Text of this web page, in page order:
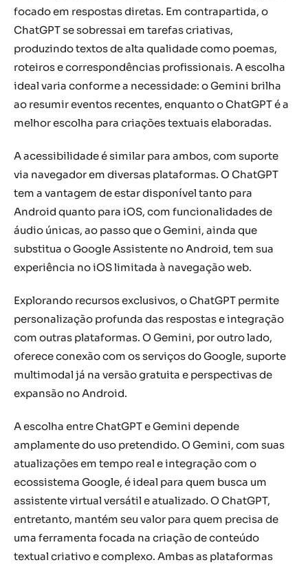
focado em respostas diretas. Em contrapartida, o
ChatGPT se sobressai em tarefas criativas,
produzindo textos de alta qualidade como poemas,
roteiros e correspondências profissionais. A escolha
ideal varia conforme a necessidade: o Gemini brilha
ao resumir eventos recentes, enquanto o ChatGPT é a
melhor escolha para criações textuais elaboradas.
A acessibilidade é similar para ambos, com suporte
via navegador em diversas plataformas. O ChatGPT
tem a vantagem de estar disponível tanto para
Android quanto para iOS, com funcionalidades de
áudio únicas, ao passo que o Gemini, ainda que
substitua o Google Assistente no Android, tem sua
experiência no iOS limitada à navegação web.
Explorando recursos exclusivos, o ChatGPT permite
personalização profunda das respostas e integração
com outras plataformas. O Gemini, por outro lado,
oferece conexão com os serviços do Google, suporte
multimodal já na versão gratuita e perspectivas de
expansão no Android.
A escolha entre ChatGPT e Gemini depende
amplamente do uso pretendido. O Gemini, com suas
atualizações em tempo real e integração com o
ecossistema Google, é ideal para quem busca um
assistente virtual versátil e atualizado. O ChatGPT,
entretanto, mantém seu valor para quem precisa de
uma ferramenta focada na criação de conteúdo
textual criativo e complexo. Ambas as plataformas